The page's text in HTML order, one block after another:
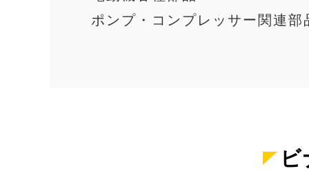
ポンプ・コンプレッサー関連部